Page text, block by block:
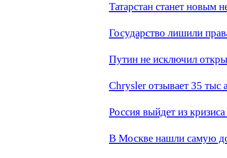
Татарстан станет новым
Государство лишили
Путин не исключил
Chrysler отзывает 35 тыс
Россия выйдет из
В Москве нашли самую